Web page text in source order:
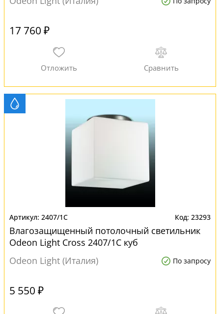
17 760 ₽
2407/1C 23293
Влагозащищенный потолочный светильник
Odeon Light Cross 2407/1C куб
Odeon Light (Италия)
По запросу
5 550 ₽